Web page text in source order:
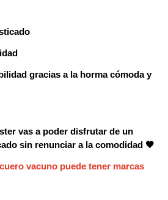
gracias a la horma cómoda y
vas a poder disfrutar de un
sin renunciar a la comodidad 🖤
vacuno puede tener marcas